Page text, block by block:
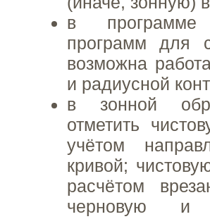
в программе
программ
возможна
и радиусной
в зонной
отметить
учётом
кривой;
расчётом
черновую и